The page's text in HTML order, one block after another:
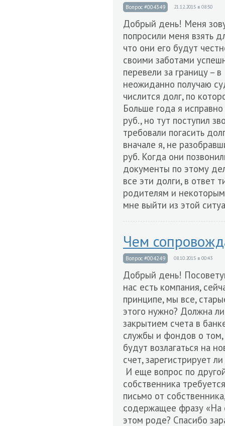
Вопрос #004349 21.12.2015 в 08:50
Добрый день! Меня
попросили меня взять
что они его будут
своими заботами
перевели за границу –
неожиданно получаю
числится долг, по
Больше года я
руб., но тут поступил
требовали погасить
вначале я, не
руб. Когда они
документы по этому
все эти долги, в ответ
родителям и
мне выйти из этой
Чем
Вопрос #004249 08.10.2015 в 00:43
Добрый день!
нас есть компания,
принципе, мы все,
этого нужно? Должна
закрытием счета в
службы и фондов о том,
будут возлагаться на
счет, зарегистрирует
И еще вопрос по
собственника
письмо от
содержащее фразу «На
этом роде? Спасибо